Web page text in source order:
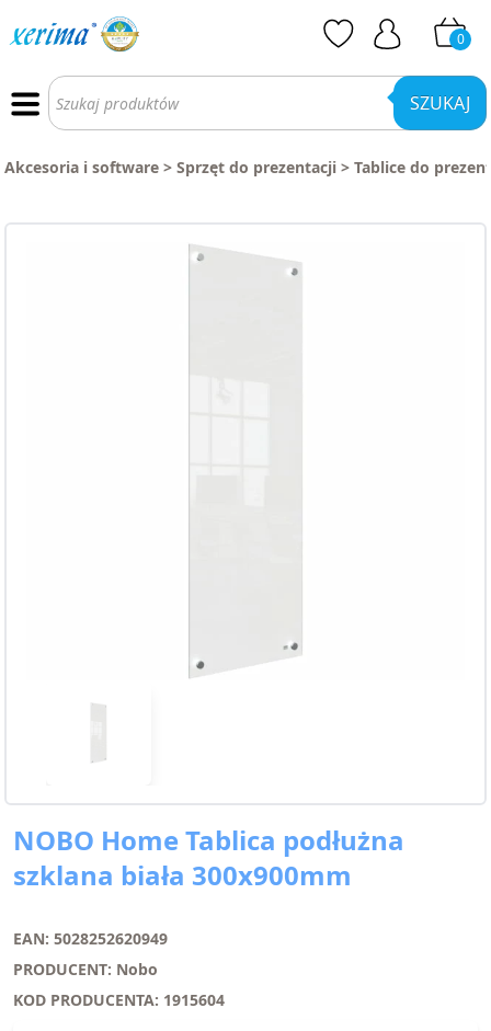
0
Wyszukiwarka
produktów SZUKAJ
Akcesoria i software > Sprzęt do prezentacji > Tablice do
NOBO Home Tablica podłużna
szklana biała 300x900mm
EAN: 5028252620949
PRODUCENT: Nobo
KOD PRODUCENTA: 1915604